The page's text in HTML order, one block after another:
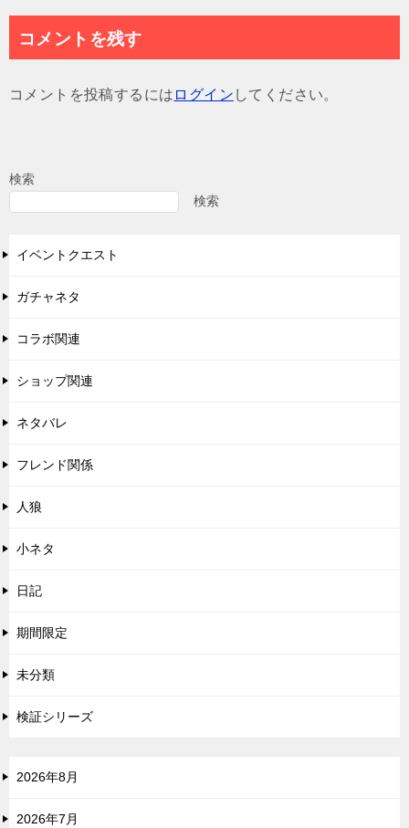
ビ
ョ
コメントを残す
コメントを投稿するには ログイン してください。
検索
検索
イベントクエスト
ガチャネタ
コラボ関連
ショップ関連
ネタバレ
フレンド関係
人狼
小ネタ
日記
期間限定
未分類
検証シリーズ
2026年8月
2026年7月